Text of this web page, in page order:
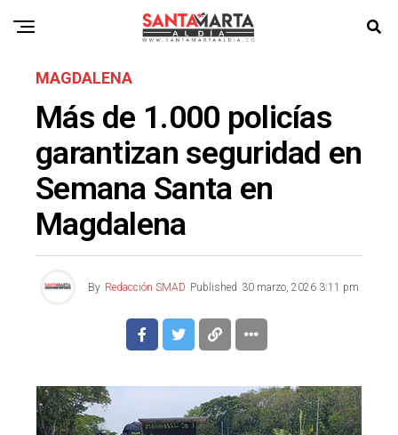
MAGDALENA
Más de 1.000 policías
garantizan seguridad en
Semana Santa en
Magdalena
By Redacción SMAD Published 30 marzo, 2026 3:11 pm